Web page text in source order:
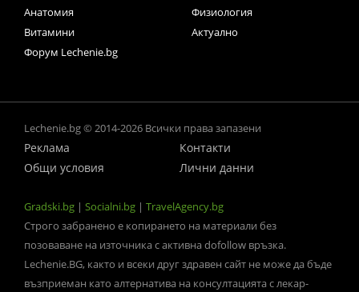
Анатомия
Физиология
Витамини
Актуално
Форум Lechenie.bg
Lechenie.bg © 2014-2026 Всички права запазени
Реклама
Контакти
Общи условия
Лични данни
Gradski.bg | Socialni.bg | TravelAgency.bg
Строго забранено е копирането на материали без
позоваване на източника с активна dofollow връзка.
Lechenie.BG, както и всеки друг здравен сайт не може да бъде
възприеман като алтернатива на консултацията с лекар-